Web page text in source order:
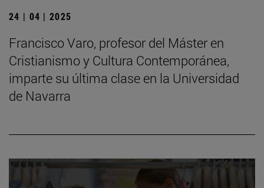
24 | 04 | 2025
Francisco Varo, profesor del Máster en
Cristianismo y Cultura Contemporánea,
imparte su última clase en la Universidad
de Navarra